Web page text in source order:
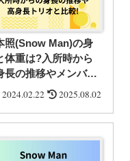
照(Snow Man)の身
体重は?入所時から
長の推移やメンバー
身長トリオと比較・
2024.02.22 2025.08.02